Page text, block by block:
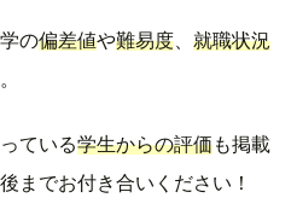
の偏差値や難易度
就職状況
ている学生からの評価も掲載
までお付き合いください！